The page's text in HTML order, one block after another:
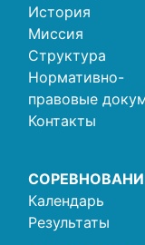
История
Миссия
Структура
Нормативно-
правовые
Контакты
Календарь
Результаты